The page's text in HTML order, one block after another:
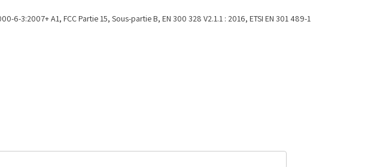
6-3:2007+ A1, FCC Partie 15, Sous-partie B, EN 300 328 V2.1.1 : 2016, ETSI EN 301 489-1